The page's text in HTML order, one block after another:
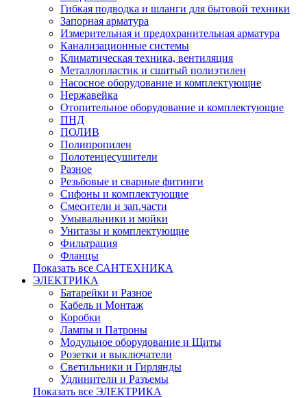
Гибкая подводка и шланги для бытовой техники
Запорная арматура
Измерительная и предохранительная арматура
Канализационные системы
Климатическая техника, вентиляция
Металлопластик и сшитый полиэтилен
Насосное оборудование и комплектующие
Нержавейка
Отопительное оборудование и комплектующие
ПНД
ПОЛИВ
Полипропилен
Полотенцесушители
Разное
Резьбовые и сварные фитинги
Сифоны и комплектующие
Смесители и зап.части
Умывальники и мойки
Унитазы и комплектующие
Фильтрация
Фланцы
Показать все САНТЕХНИКА
ЭЛЕКТРИКА
Батарейки и Разное
Кабель и Монтаж
Коробки
Лампы и Патроны
Модульное оборудование и Щиты
Розетки и выключатели
Светильники и Гирлянды
Удлинители и Разъемы
Показать все ЭЛЕКТРИКА